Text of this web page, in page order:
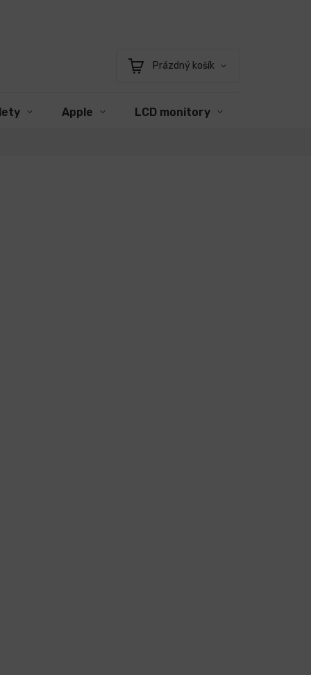
Nákupní
Prázdný košík
Apple LCD monitory